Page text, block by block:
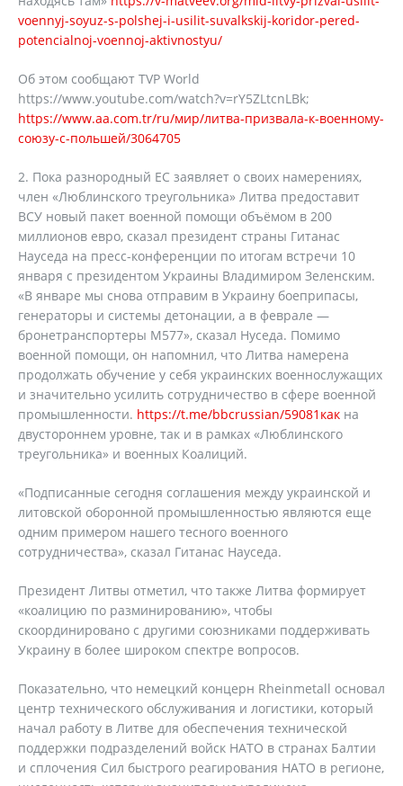
voennyj-soyuz-s-polshej-i-usilit-suvalkskij-koridor-pered-
potencialnoj-voennoj-aktivnostyu/
Об этом сообщают TVP World
https://www.youtube.com/watch?v=rY5ZLtcnLBk;
https://www.aa.com.tr/ru/мир/литва-призвала-к-военному-
союзу-с-польшей/3064705
Пока разнородный ЕС заявляет о своих намерениях,
член «Люблинского треугольника» Литва предоставит
ВСУ новый пакет военной помощи объёмом в 200
миллионов евро, сказал президент страны Гитанас
Науседа на пресс-конференции по итогам встречи 10
января с президентом Украины Владимиром Зеленским.
«В январе мы снова отправим в Украину боеприпасы,
генераторы и системы детонации, а в феврале —
бронетранспортеры М577», сказал Нуседа. Помимо
военной помощи, он напомнил, что Литва намерена
продолжать обучение у себя украинских военнослужащих
и значительно усилить сотрудничество в сфере военной
промышленности. https://t.me/bbcrussian/59081как на
двустороннем уровне, так и в рамках «Люблинского
треугольника» и военных Коалиций.
«Подписанные сегодня соглашения между украинской и
литовской оборонной промышленностью являются еще
одним примером нашего тесного военного
сотрудничества», сказал Гитанас Науседа.
Президент Литвы отметил, что также Литва формирует
«коалицию по разминированию», чтобы
скоординировано с другими союзниками поддерживать
Украину в более широком спектре вопросов.
Показательно, что немецкий концерн Rheinmetall основал
центр технического обслуживания и логистики, который
начал работу в Литве для обеспечения технической
поддержки подразделений войск НАТО в странах Балтии
и сплочения Сил быстрого реагирования НАТО в регионе,